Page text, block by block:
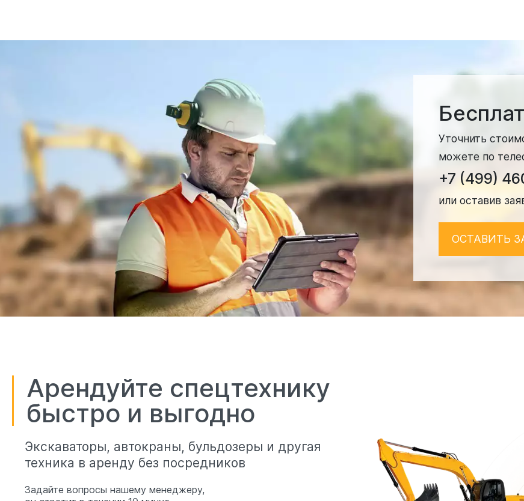
Уточнить
можете по
+7 (499)
или оставив
ОСТАВИТЬ
Арендуйте спецтехнику
быстро и выгодно
Экскаваторы, автокраны, бульдозеры и другая
техника в аренду без посредников
Задайте вопросы нашему менеджеру,